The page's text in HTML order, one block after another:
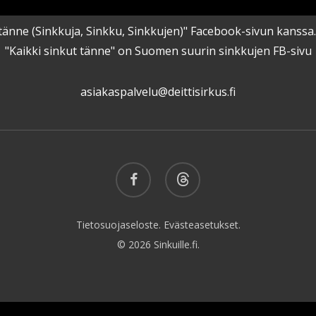
(Sinkkuja, Sinkku, Sinkkujen)" Facebook-sivun
"Kaikki sinkut tänne" on Suomen suurin sinkkujen FB-sivu
asiakaspalvelu@deittisirkus.fi
facebook threads
Tietosuojaseloste. Evästeasetukset.
© 2026 Sinkuille.fi.